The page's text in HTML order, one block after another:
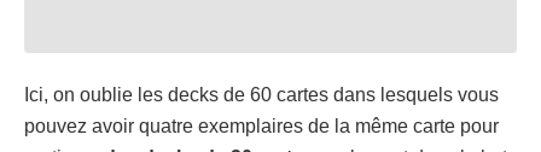
Ici, on oublie les decks de 60 cartes dans lesquels vous
pouvez avoir quatre exemplaires de la même carte pour